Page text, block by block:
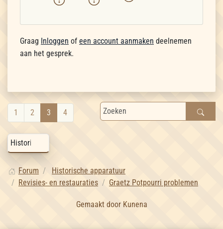
Graag Inloggen of een account aanmaken deelnemen
aan het gesprek.
1 2 3 4
Forum
Historische apparatuur
Revisies- en restauraties
Graetz Potpourri problemen
Gemaakt door Kunena